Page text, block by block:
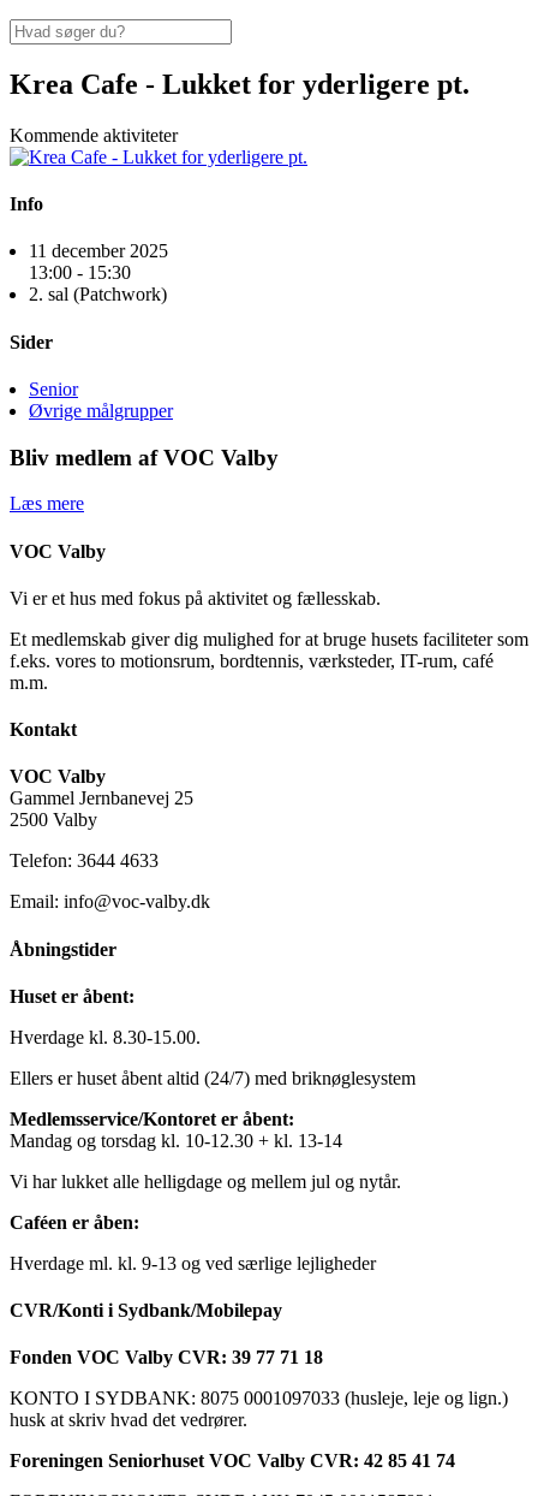
Krea Cafe - Lukket for yderligere pt.
Kommende aktiviteter
Info
11 december 2025
13:00 - 15:30
2. sal (Patchwork)
Sider
Senior
Øvrige målgrupper
Bliv medlem af VOC Valby
Læs mere
VOC Valby
Vi er et hus med fokus på aktivitet og fællesskab.
Et medlemskab giver dig mulighed for at bruge husets faciliteter som
f.eks. vores to motionsrum, bordtennis, værksteder, IT-rum, café
m.m.
Kontakt
VOC Valby
Gammel Jernbanevej 25
2500 Valby
Telefon: 3644 4633
Email: info@voc-valby.dk
Åbningstider
Huset er åbent:
Hverdage kl. 8.30-15.00.
Ellers er huset åbent altid (24/7) med briknøglesystem
Medlemsservice/Kontoret er åbent:
Mandag og torsdag kl. 10-12.30 + kl. 13-14
Vi har lukket alle helligdage og mellem jul og nytår.
Caféen er åben:
Hverdage ml. kl. 9-13 og ved særlige lejligheder
CVR/Konti i Sydbank/Mobilepay
Fonden VOC Valby CVR: 39 77 71 18
KONTO I SYDBANK: 8075 0001097033 (husleje, leje og lign.)
husk at skriv hvad det vedrører.
Foreningen Seniorhuset VOC Valby CVR: 42 85 41 74